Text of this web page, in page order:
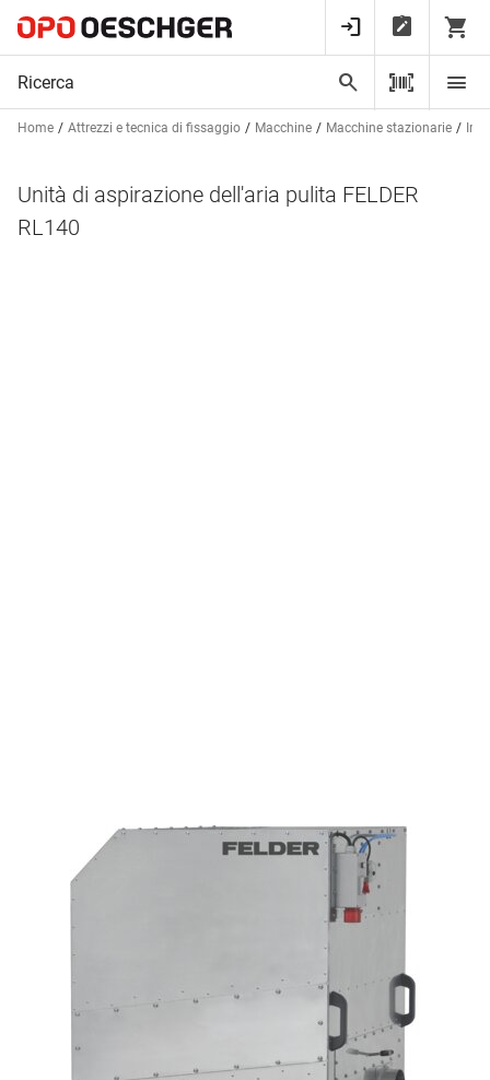
Home Attrezzi e tecnica di fissaggio Macchine Macchine stazionarie
Unità di aspirazione dell'aria pulita FELDER
RL140